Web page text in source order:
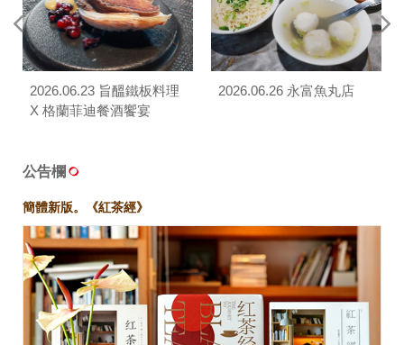
2026.06.23 旨醞鐵板料理
X 格蘭菲迪餐酒饗宴
2026.06.26 永富魚丸店
公告欄
簡體新版。《紅茶經》